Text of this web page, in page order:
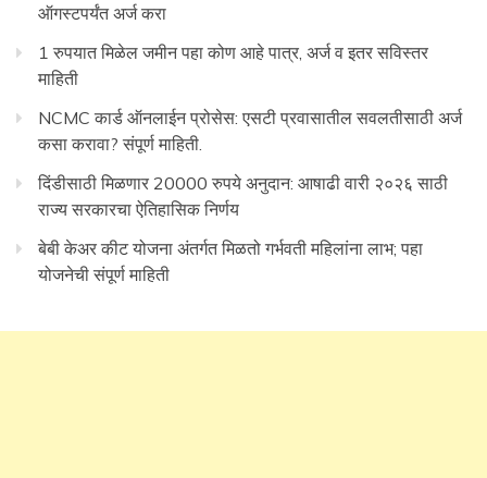
ऑगस्टपर्यंत अर्ज करा
1 रुपयात मिळेल जमीन पहा कोण आहे पात्र, अर्ज व इतर सविस्तर
माहिती
NCMC कार्ड ऑनलाईन प्रोसेस: एसटी प्रवासातील सवलतीसाठी अर्ज
कसा करावा? संपूर्ण माहिती.
दिंडीसाठी मिळणार 20000 रुपये अनुदान: आषाढी वारी २०२६ साठी
राज्य सरकारचा ऐतिहासिक निर्णय
बेबी केअर कीट योजना अंतर्गत मिळतो गर्भवती महिलांना लाभ; पहा
योजनेची संपूर्ण माहिती